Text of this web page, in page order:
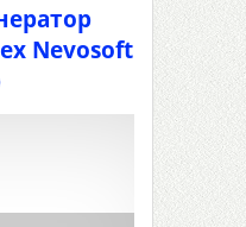
Nevosoft